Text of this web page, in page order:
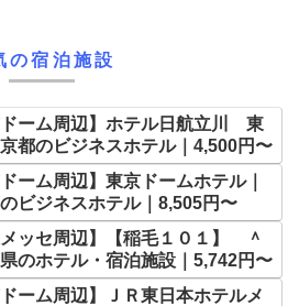
の宿泊施設
ドーム周辺】ホテル日航立川 東
都のビジネスホテル｜4,500円〜
ドーム周辺】東京ドームホテル｜
ビジネスホテル｜8,505円〜
メッセ周辺】【稲毛１０１】 ＾
県のホテル・宿泊施設｜5,742円〜
ドーム周辺】ＪＲ東日本ホテルメ